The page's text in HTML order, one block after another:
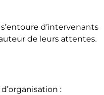
d’intervenants
de leurs attentes.
: